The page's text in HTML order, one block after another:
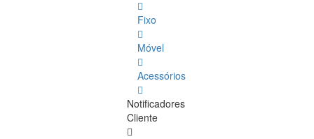
Fixo
Móvel
Acessórios
Notificadores
Cliente